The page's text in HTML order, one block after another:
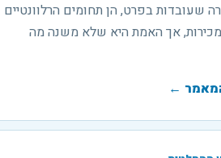
שעובדות בפרט, הן תחומים הרלוונטיים
אך האמת היא שלא משנה מה
←